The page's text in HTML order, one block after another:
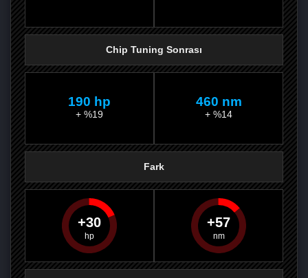
PAYLAŞPAYLAŞPLUS'TA
Chip Tuning Sonrası
190 hp
+ %19
460 nm
+ %14
Fark
30 57